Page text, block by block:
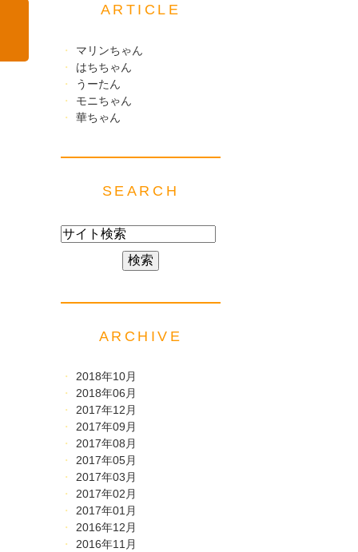
ARTICLE
マリンちゃん
はちちゃん
うーたん
モニちゃん
華ちゃん
SEARCH
ARCHIVE
2018年10月
2018年06月
2017年12月
2017年09月
2017年08月
2017年05月
2017年03月
2017年02月
2017年01月
2016年12月
2016年11月